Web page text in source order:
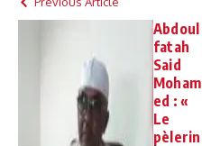
Abdoul
fatah
Said
Moham
ed : «
Le
pèlerin